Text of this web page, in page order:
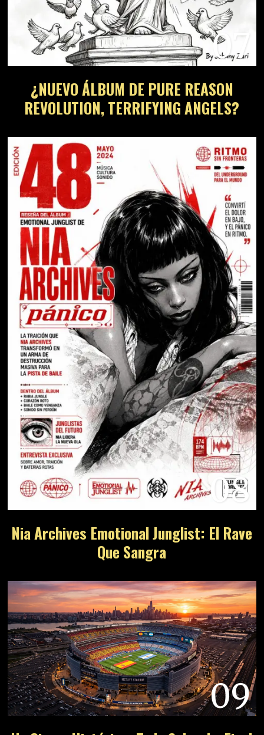
07
¿NUEVO ÁLBUM DE PURE REASON
REVOLUTION, TERRIFYING ANGELS?
08
Nia Archives Emotional Junglist: El Rave
Que Sangra
09